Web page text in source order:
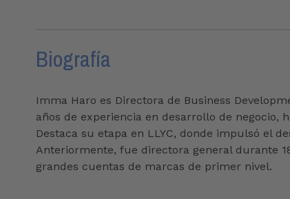
Biografía
Imma Haro es Directora de Business
años de experiencia en desarrollo de negocio,
Destaca su etapa en LLYC, donde impulsó el
Anteriormente, fue directora general durante
grandes cuentas de marcas de primer nivel.